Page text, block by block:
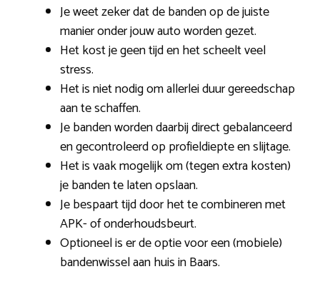
Je weet zeker dat de banden op de juiste
manier onder jouw auto worden gezet.
Het kost je geen tijd en het scheelt veel
stress.
Het is niet nodig om allerlei duur gereedschap
aan te schaffen.
Je banden worden daarbij direct gebalanceerd
en gecontroleerd op profieldiepte en slijtage.
Het is vaak mogelijk om (tegen extra kosten)
je banden te laten opslaan.
Je bespaart tijd door het te combineren met
APK- of onderhoudsbeurt.
Optioneel is er de optie voor een (mobiele)
bandenwissel aan huis in Baars.